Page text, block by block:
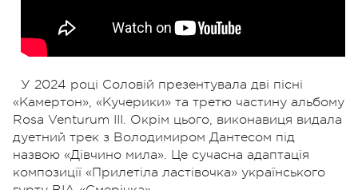
У 2024 році Соловій презентувала дві пісні
«Камертон», «Кучерики» та третю частину альбому
Rosa Venturum III. Окрім цього, виконавиця видала
дуетний трек з Володимиром Дантесом під
назвою «Дівчино мила». Це сучасна адаптація
композиції «Прилетіла ластівочка» українського